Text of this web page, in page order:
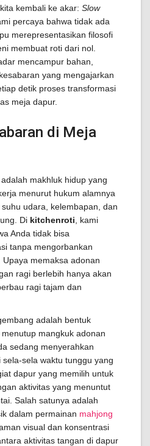
kembali ke akar: Slow
percaya bahwa tidak ada
merepresentasikan filosofi
membuat roti dari nol.
mencampur bahan,
yang mengajarkan
detik proses transformasi
meja dapur.
di Meja
makhluk hidup yang
menurut hukum alamnya
udara, kelembapan, dan
Di kitchenroti , kami
Anda tidak bisa
tanpa mengorbankan
memaksa adonan
ragi berlebih hanya akan
ragi tajam dan
adalah bentuk
mangkuk adonan
sedang menyerahkan
sela waktu tunggu yang
dapur yang memilih untuk
aktivitas yang menuntut
Salah satunya adalah
dalam permainan mahjong
visual dan konsentrasi
aktivitas tangan di dapur